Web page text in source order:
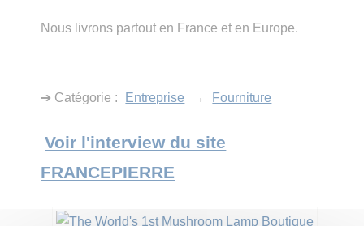
Nous livrons partout en France et en Europe.
➔ Catégorie : Entreprise → Fourniture
Voir l'interview du site
FRANCEPIERRE